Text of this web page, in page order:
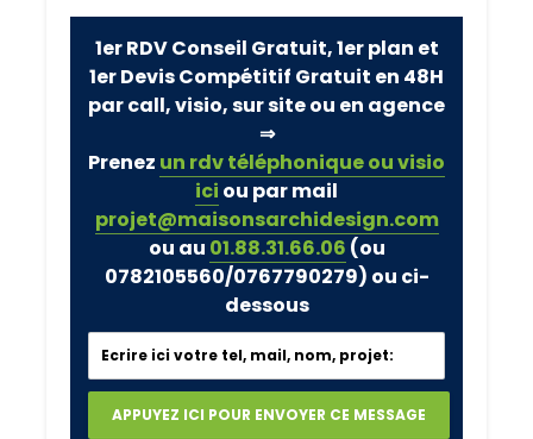
1er RDV Conseil Gratuit, 1er plan et
1er Devis Compétitif Gratuit en 48H
par call, visio, sur site ou en agence
⇒
Prenez un rdv téléphonique ou visio
ici ou par mail
projet@maisonsarchidesign.com
ou au 01.88.31.66.06 (ou
0782105560/0767790279) ou ci-
dessous